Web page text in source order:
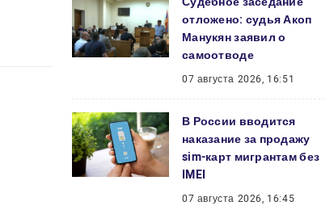
отложено: судья Акоп
Манукян заявил о
самоотводе
07 августа 2026, 16:51
В России вводится
наказание за продажу
sim-карт мигрантам без
IMEI
07 августа 2026, 16:45